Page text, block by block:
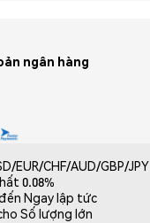
ngân hàng
EUR/CHF/AUD/GBP/JPY
0.08%
Ngay lập tức
Số lượng lớn